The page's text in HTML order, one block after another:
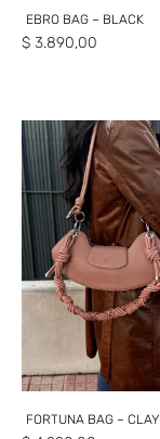
EBRO BAG – BLACK
$ 3.890,00
FORTUNA BAG – CLAY